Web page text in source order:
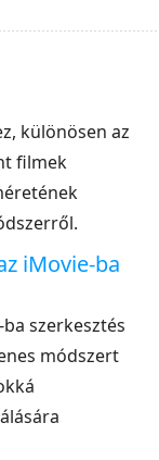
különösen az
filmek
iMovie-ba
szerkesztés
módszert